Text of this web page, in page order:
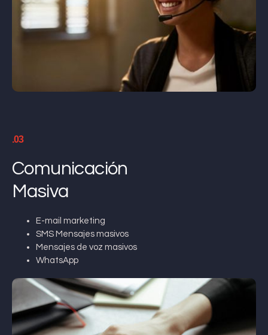
.03
Comunicación
Masiva
E-mail marketing
SMS Mensajes masivos
Mensajes de voz masivos
WhatsApp